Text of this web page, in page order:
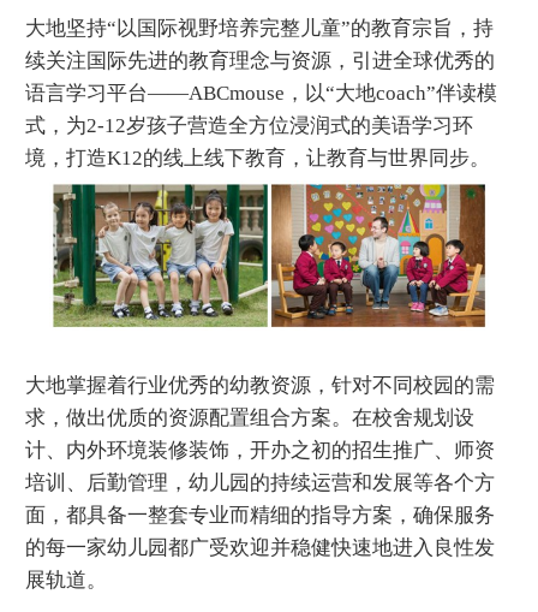
大地坚持“以国际视野培养完整儿童”的教育宗旨，持
续关注国际先进的教育理念与资源，引进全球优秀的
语言学习平台——ABCmouse，以“大地coach”伴读模
式，为2-12岁孩子营造全方位浸润式的美语学习环
境，打造K12的线上线下教育，让教育与世界同步。
大地掌握着行业优秀的幼教资源，针对不同校园的需
求，做出优质的资源配置组合方案。在校舍规划设
计、内外环境装修装饰，开办之初的招生推广、师资
培训、后勤管理，幼儿园的持续运营和发展等各个方
面，都具备一整套专业而精细的指导方案，确保服务
的每一家幼儿园都广受欢迎并稳健快速地进入良性发
展轨道。